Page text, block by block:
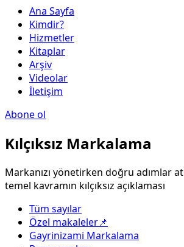
Ana Sayfa
Kimdir?
Hizmetler
Kitaplar
Arşiv
Videolar
İletişim
Abone ol
Kılçıksız Markalama
Markanızı yönetirken doğru adımlar
temel kavramın kılçıksız açıklaması
Tüm sayılar
Özel makaleler📌
Gayrinizami Markalama